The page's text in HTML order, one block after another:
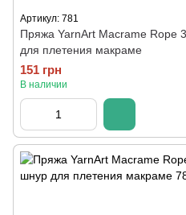
Артикул: 781
Пряжа YarnArt Macrame
для плетения макраме
151 грн
В наличии